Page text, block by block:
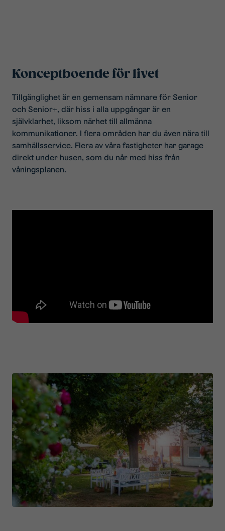
Konceptboende för livet
Tillgänglighet är en gemensam nämnare för Senior
och Senior+, där hiss i alla uppgångar är en
självklarhet, liksom närhet till allmänna
kommunikationer. I flera områden har du även nära till
samhällsservice. Flera av våra fastigheter har garage
direkt under husen, som du når med hiss från
våningsplanen.